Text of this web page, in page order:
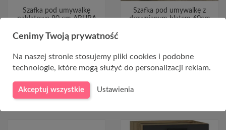
Szafka pod umywalkę
nablatową 80 cm ARUBA
Szafka pod umywalkę z
drewnianym blatem 60cm
Cenimy Twoją prywatność
Na naszej stronie stosujemy pliki cookies i podobne
technologie, które mogą służyć do personalizacji reklam.
Akceptuj wszystkie Ustawienia